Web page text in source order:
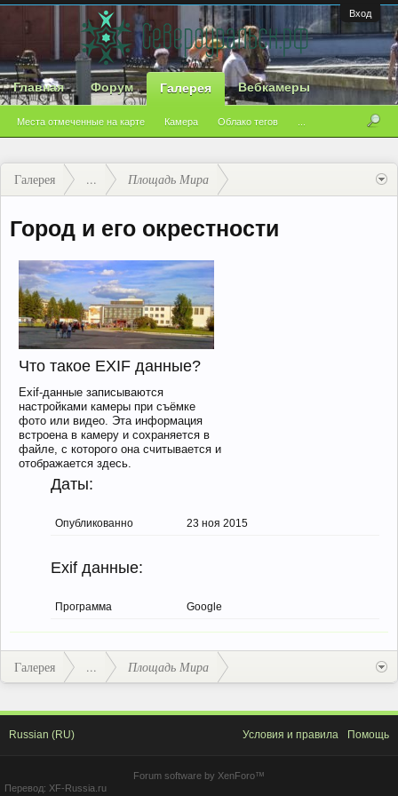
Вход
Главная Форум Галерея
Места отмеченные на карте Камера Облако тегов
Вебкамеры
Галерея ... Площадь Мира
Город и его окрестности
Что такое EXIF данные?
Exif-данные записываются
настройками камеры при съёмке
фото или видео. Эта информация
встроена в камеру и сохраняется в
файле, с которого она считывается и
отображается здесь.
Даты:
Опубликованно 23 ноя 2015
Exif данные:
Программа Google
Галерея ... Площадь Мира
Russian (RU) Условия и правила Помощь
Forum software by XenForo™
Перевод: XF-Russia.ru